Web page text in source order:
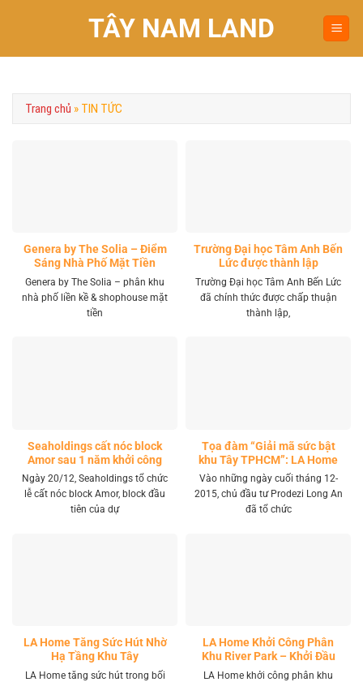
TÂY NAM LAND
Trang chủ » TIN TỨC
Genera by The Solia – Điểm
Sáng Nhà Phố Mặt Tiền
Vành Đai 4 Khu Tây
Genera by The Solia – phân khu
nhà phố liền kề & shophouse mặt
tiền
Trường Đại học Tâm Anh Bến
Lức được thành lập
Trường Đại học Tâm Anh Bến Lức
đã chính thức được chấp thuận
thành lập,
Seaholdings cất nóc block
Amor sau 1 năm khởi công
Ngày 20/12, Seaholdings tổ chức
lễ cất nóc block Amor, block đầu
tiên của dự
Tọa đàm “Giải mã sức bật
khu Tây TPHCM”: LA Home
khai mở tọa độ đầu tư mới
Vào những ngày cuối tháng 12-
2015, chủ đầu tư Prodezi Long An
đã tổ chức
LA Home Tăng Sức Hút Nhờ
Hạ Tầng Khu Tây
LA Home tăng sức hút trong bối
LA Home Khởi Công Phân
Khu River Park – Khởi Đầu
Giai Đoạn Phát Triển Mới
LA Home khởi công phân khu